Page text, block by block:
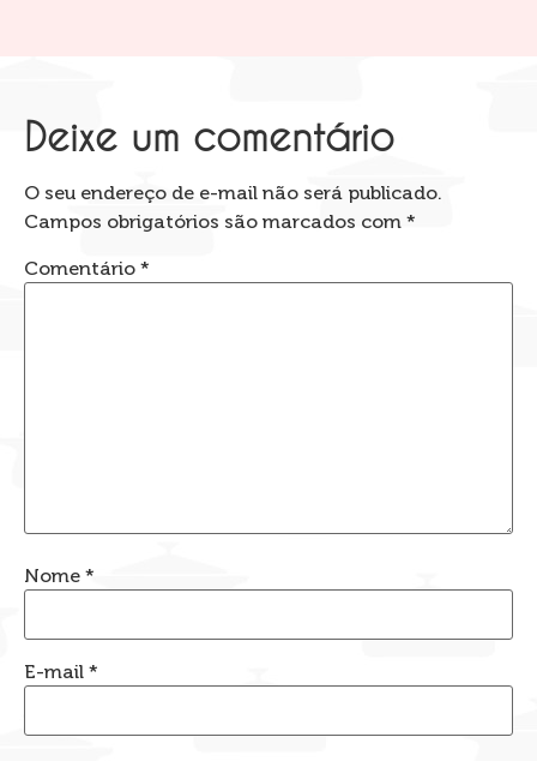
Deixe um comentário
O seu endereço de e-mail não será publicado.
Campos obrigatórios são marcados com *
Comentário *
Nome *
E-mail *